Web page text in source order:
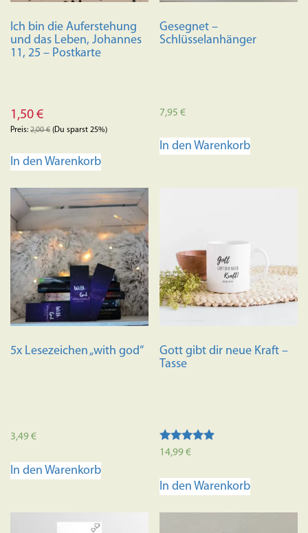
Ich bin die Auferstehung
und das Leben, Johannes
11, 25 – Postkarte
1,50 €
Preis: 2,00€ (Du sparst 25%)
In den Warenkorb
Gesegnet –
Schlüsselanhänger
7,95€
In den Warenkorb
5x Lesezeichen „with god“
3,49€
In den Warenkorb
Gott gibt dir neue Kraft –
Tasse
Bewertet mit
14,99€
In den Warenkorb